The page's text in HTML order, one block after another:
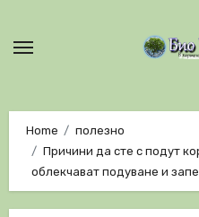
Home
полезно
Причини да сте с подут
облекчават подуване и